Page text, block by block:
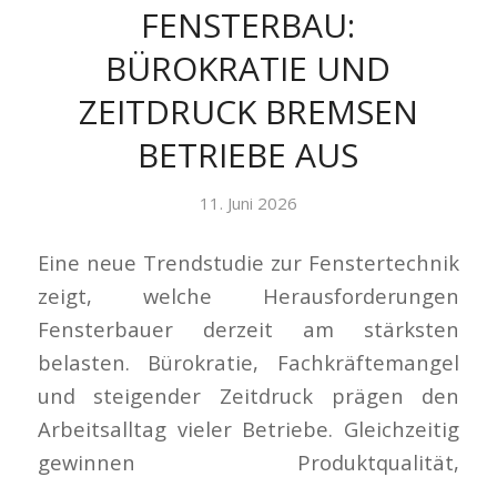
FENSTERBAU:
BÜROKRATIE UND
ZEITDRUCK BREMSEN
BETRIEBE AUS
11. Juni 2026
Eine neue Trendstudie zur Fenstertechnik
zeigt, welche Herausforderungen
Fensterbauer derzeit am stärksten
belasten. Bürokratie, Fachkräftemangel
und steigender Zeitdruck prägen den
Arbeitsalltag vieler Betriebe. Gleichzeitig
gewinnen Produktqualität,